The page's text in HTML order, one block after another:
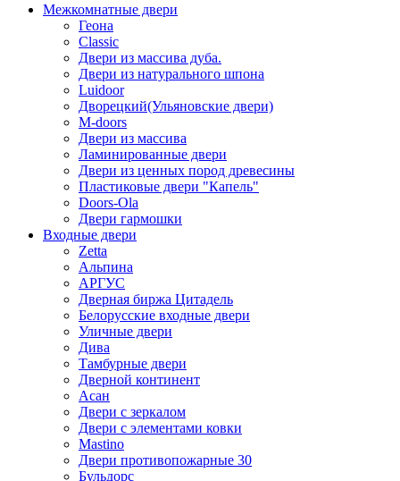
Межкомнатные двери
Геона
Classic
Двери из массива дуба.
Двери из натурального шпона
Luidoor
Дворецкий(Ульяновские двери)
M-doors
Двери из массива
Ламинированные двери
Двери из ценных пород древесины
Пластиковые двери "Капель"
Doors-Ola
Двери гармошки
Входные двери
Zetta
Альпина
АРГУС
Дверная биржа Цитадель
Белорусские входные двери
Уличные двери
Дива
Тамбурные двери
Дверной континент
Асан
Двери с зеркалом
Двери с элементами ковки
Mastino
Двери противопожарные 30
Бульдорс